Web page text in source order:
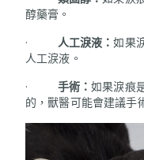
醇藥膏。
·
人工淚液：如果
人工淚液。
· 手術：如果淚痕
的，獸醫可能會建議手